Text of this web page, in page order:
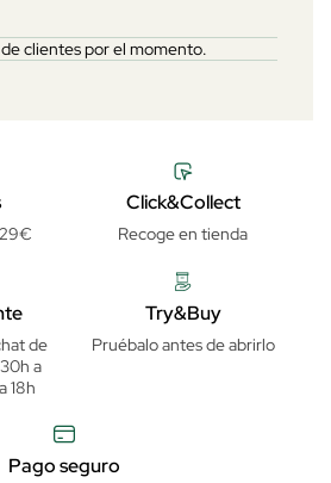
clientes por el momento.
Click&Collect
Recoge en tienda
de
a
18h
Try&Buy
Pruébalo antes de abrirlo
Pago seguro